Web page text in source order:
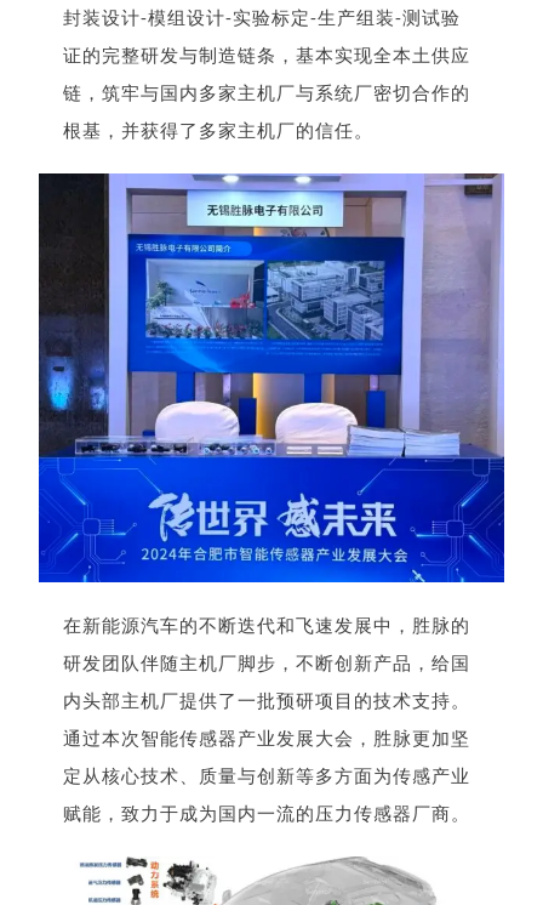
封装设计-模组设计-实验标定-生产组装-测试验
证的完整研发与制造链条，基本实现全本土供应
链，筑牢与国内多家主机厂与系统厂密切合作的
根基，并获得了多家主机厂的信任。
在新能源汽车的不断迭代和飞速发展中，胜脉的
研发团队伴随主机厂脚步，不断创新产品，给国
内头部主机厂提供了一批预研项目的技术支持。
通过本次智能传感器产业发展大会，胜脉更加坚
定从核心技术、质量与创新等多方面为传感产业
赋能，致力于成为国内一流的压力传感器厂商。